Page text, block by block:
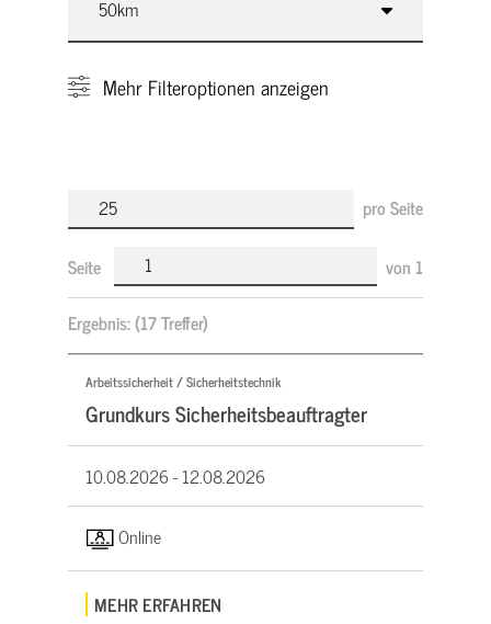
Mehr Filteroptionen anzeigen
pro Seite
Seite von 1
Ergebnis:(17 Treffer)
Arbeitssicherheit / Sicherheitstechnik
Grundkurs Sicherheitsbeauftragter
10.08.2026 -12.08.2026
Online
MEHR ERFAHREN